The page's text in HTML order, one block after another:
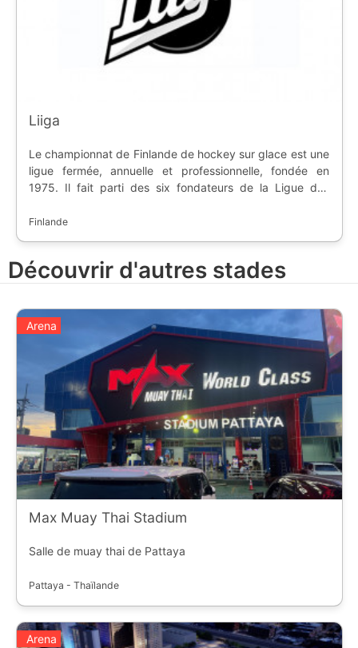
Liiga
Le championnat de Finlande de hockey sur glace est une
ligue fermée, annuelle et professionnelle, fondée en
1975. Il fait parti des six fondateurs de la Ligue des
comme l'une des meilleures du continent européen. Les
Finlande
Découvrir d'autres stades
Arena
Max Muay Thai Stadium
Salle de muay thai de Pattaya
Pattaya - Thaïlande
Arena